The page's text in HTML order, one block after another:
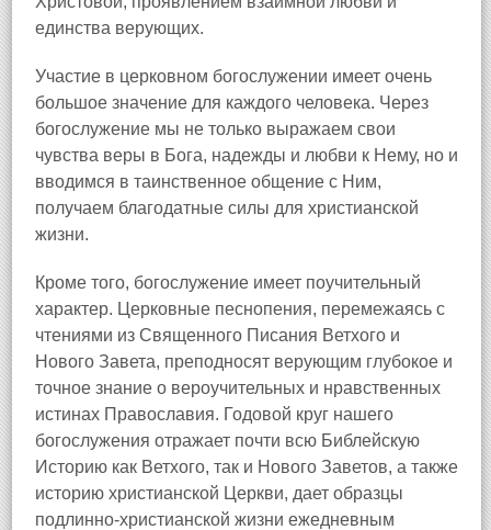
единства верующих.
Участие в церковном богослужении имеет очень
большое значение для каждого человека. Через
богослужение мы не только выражаем свои
чувства веры в Бога, надежды и любви к Нему, но и
вводимся в таинственное общение с Ним,
получаем благодатные силы для христианской
жизни.
Кроме того, богослужение имеет поучительный
характер. Церковные песнопения, перемежаясь с
чтениями из Священного Писания Ветхого и
Нового Завета, преподносят верующим глубокое и
точное знание о вероучительных и нравственных
истинах Православия. Годовой круг нашего
богослужения отражает почти всю Библейскую
Историю как Ветхого, так и Нового Заветов, а также
историю христианской Церкви, дает образцы
подлинно-христианской жизни ежедневным